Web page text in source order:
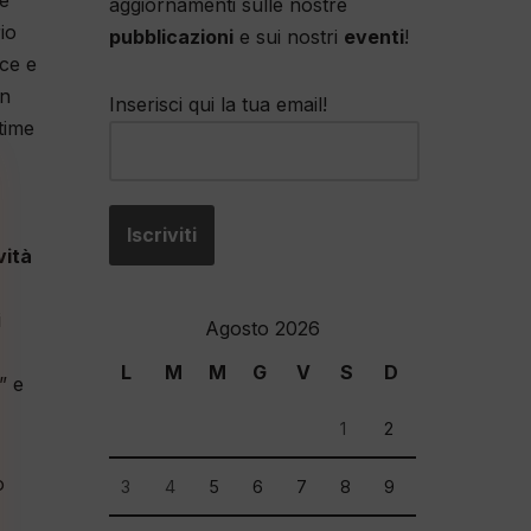
e
e
pubblicazionie sui nostri eventi!
Inserisci qui la tua email!
Agosto 2026
L
M M G V S D
1 2
3 4 5 6 7 8 9